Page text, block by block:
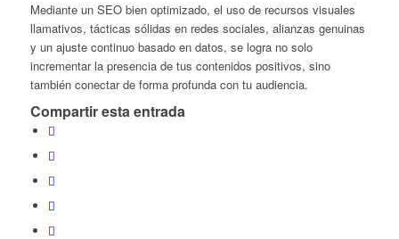
Mediante un SEO bien optimizado, el uso de recursos visuales
llamativos, tácticas sólidas en redes sociales, alianzas genuinas
y un ajuste continuo basado en datos, se logra no solo
incrementar la presencia de tus contenidos positivos, sino
también conectar de forma profunda con tu audiencia.
Compartir esta entrada